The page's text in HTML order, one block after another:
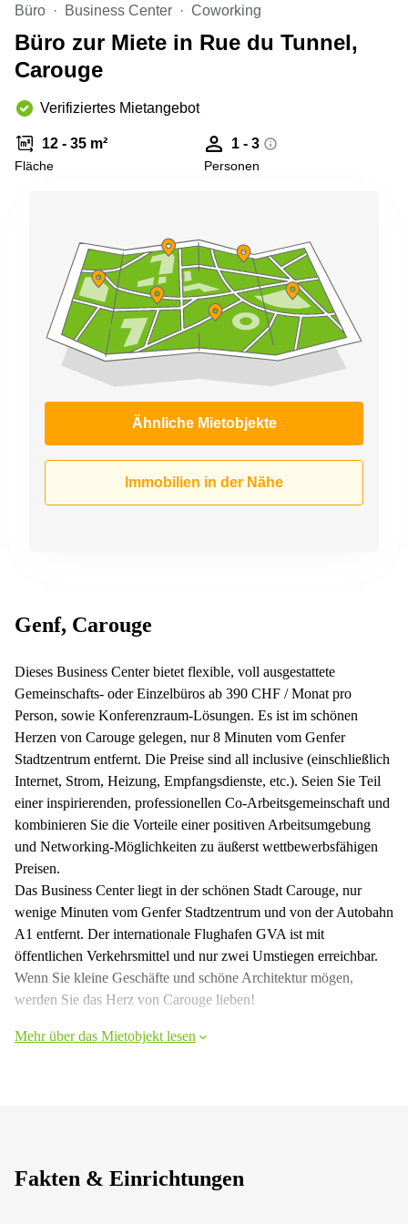
Basel
Büro
Luzern
Business
Center
Zürich
Business
Aeschengraben
Zugerstrasse
32 Baar
Glärnischstrasse
13 Wil
Werftestrasse
4 Luzern
Büro Business Center Coworking
Büro zur Miete in Rue du Tunnel,
Carouge
Verifiziertes Mietangebot
12 - 35 m²
Fläche
1 - 3
Personen
Ähnliche Mietobjekte
Immobilien in der Nähe
Genf, Carouge
Dieses Business Center bietet flexible, voll ausgestattete
Gemeinschafts- oder Einzelbüros ab 390 CHF / Monat pro
Person, sowie Konferenzraum-Lösungen. Es ist im schönen
Herzen von Carouge gelegen, nur 8 Minuten vom Genfer
Stadtzentrum entfernt. Die Preise sind all inclusive (einschließlich
Internet, Strom, Heizung, Empfangsdienste, etc.). Seien Sie Teil
einer inspirierenden, professionellen Co-Arbeitsgemeinschaft und
kombinieren Sie die Vorteile einer positiven Arbeitsumgebung
und Networking-Möglichkeiten zu äußerst wettbewerbsfähigen
Preisen.
Das Business Center liegt in der schönen Stadt Carouge, nur
wenige Minuten vom Genfer Stadtzentrum und von der Autobahn
A1 entfernt. Der internationale Flughafen GVA ist mit
öffentlichen Verkehrsmittel und nur zwei Umstiegen erreichbar.
Wenn Sie kleine Geschäfte und schöne Architektur mögen,
werden Sie das Herz von Carouge lieben!
Mehr über das Mietobjekt lesen
Fakten & Einrichtungen